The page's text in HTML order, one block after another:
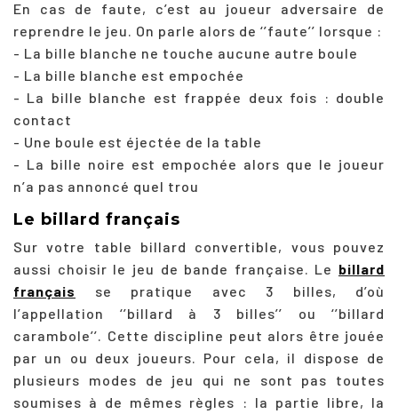
En cas de faute, c’est au joueur adversaire de
reprendre le jeu. On parle alors de ‘’faute’’ lorsque :
- La bille blanche ne touche aucune autre boule
- La bille blanche est empochée
- La bille blanche est frappée deux fois : double
contact
- Une boule est éjectée de la table
- La bille noire est empochée alors que le joueur
n’a pas annoncé quel trou
Le billard français
Sur votre table billard convertible, vous pouvez
aussi choisir le jeu de bande française. Le billard
français
se pratique avec 3 billes, d’où
l’appellation ‘’billard à 3 billes’’ ou ‘’billard
carambole’’. Cette discipline peut alors être jouée
par un ou deux joueurs. Pour cela, il dispose de
plusieurs modes de jeu qui ne sont pas toutes
soumises à de mêmes règles : la partie libre, la